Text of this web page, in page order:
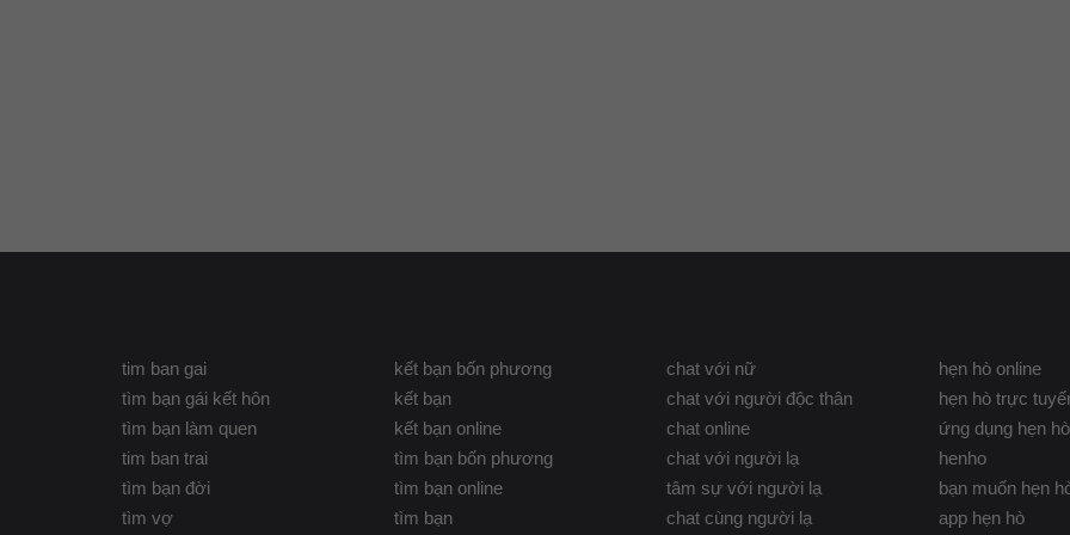
tim ban gai
tìm bạn gái kết hôn
tìm bạn làm quen
tim ban trai
tìm bạn đời
tìm vợ
kết bạn bốn phương
kết bạn
kết bạn online
tìm bạn bốn phương
tìm bạn online
tìm bạn
chat với nữ
chat với người độc thân
chat online
chat với người lạ
tâm sự với người lạ
chat cùng người lạ
hẹn hò online
hẹn hò trực
ứng dụng hẹn hò
henho
bạn muốn hẹn
app hẹn hò